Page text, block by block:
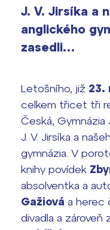
Výsledky 1.
2026/2027
Maturitní
Europass
FOCUSing
Zahraniční
ČAG
Maturitní
Bakaláři
Office 365
J. V. Jirsíka a
anglického
zasedli…
Letošního, již 23.
celkem třicet tři
Česká, Gymnázia
J. V. Jirsíka a
gymnázia. V
knihy povídek
absolventka a
Gažiová a herec
divadla a zároveň